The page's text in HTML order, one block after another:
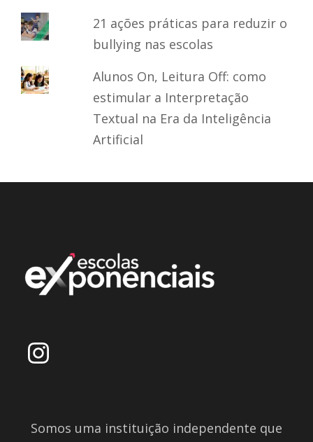
21 ações práticas para reduzir o
bullying nas escolas
Alunos On, Leitura Off: como
estimular a Interpretação
Textual na Era da Inteligência
Artificial
Somos uma instituição independente que